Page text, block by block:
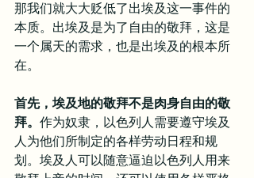
那我们就大大贬低了出埃及这一事件的
本质。出埃及是为了自由的敬拜，这是
一个属天的需求，也是出埃及的根本所
在。
首先，埃及地的敬拜不是肉身自由的敬
拜。 作为奴隶，以色列人需要遵守埃及
人为他们所制定的各样劳动日程和规
划。埃及人可以随意逼迫以色列人用来